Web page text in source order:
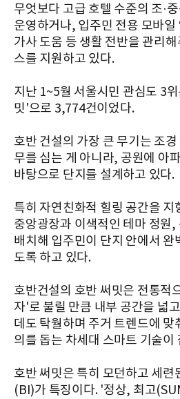
무엇보다 고급 호텔 수준의 조·
운영하거나, 입주민 전용 모바
가사 도움 등 생활 전반을 관리해
스를 지원하고 있다.
지난 1~5월 서울시민 관심도 3
밋'으로 3,774건이었다.
호반 건설의 가장 큰 무기는 조
무를 심는 게 아니라, 공원에 아
바탕으로 단지를 설계하고 있다.
특히 자연친화적 힐링 공간을 지
중앙광장과 이색적인 테마 정원
배치해 입주민이 단지 안에서 완
도록 하고 있다.
호반건설의 호반 써밋은 전통적
자'로 불릴 만큼 내부 공간을 넓
데도 탁월하며 주거 트렌드에 맞
의를 돕는 차세대 스마트 기술이
호반 써밋은 특히 모던하고 세련
(BI)가 특징이다. '정상, 최고